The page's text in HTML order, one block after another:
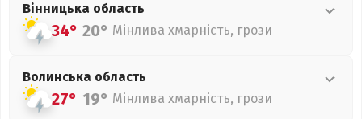
Вінницька область
34° 20° Мінлива хмарність, грози
Волинська область
27° 19° Мінлива хмарність, грози